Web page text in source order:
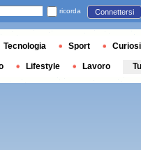
ricorda Connettersi
Tecnologia Sport
Lifestyle Lavoro